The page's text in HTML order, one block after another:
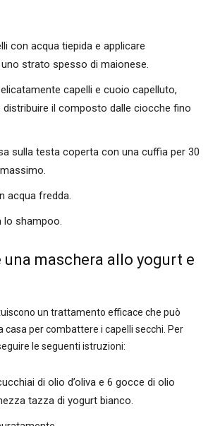
con acqua tiepida e applicare
strato spesso di maionese.
capelli e cuoio capelluto,
distribuire il composto dalle ciocche fino
sulla testa coperta con una cuffia per 30
acqua fredda.
lo shampoo.
una maschera allo yogurt e
un trattamento efficace che può
casa per combattere i capelli secchi. Per
le seguenti istruzioni:
di olio d’oliva e 6 gocce di olio
tazza di yogurt bianco.